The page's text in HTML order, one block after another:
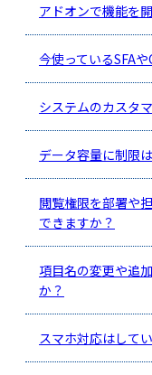
アドオンで機能を
今使っているSFA
システムのカスタ
データ容量に制限
閲覧権限を部署や
できますか？
項目名の変更や追
か？
スマホ対応はして